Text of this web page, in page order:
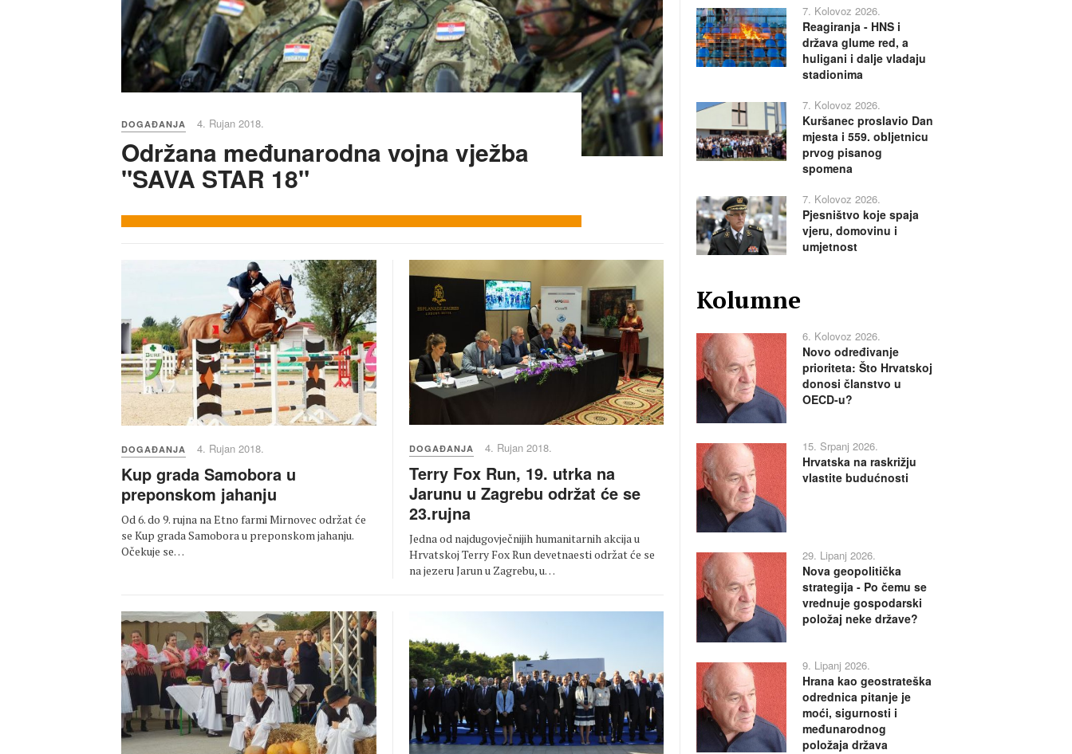
DOGAĐANJA 4. Rujan 2018.
Održana međunarodna vojna vježba
"SAVA STAR 18"
DOGAĐANJA 4. Rujan 2018.
Kup grada Samobora u
preponskom jahanju
Od 6. do 9. rujna na Etno farmi Mirnovec održat će
se Kup grada Samobora u preponskom jahanju.
Očekuje se…
DOGAĐANJA 4. Rujan 2018.
Terry Fox Run, 19. utrka na
Jarunu u Zagrebu održat će se
23.rujna
Jedna od najdugovječnijih humanitarnih akcija u
Hrvatskoj Terry Fox Run devetnaesti održat će se
na jezeru Jarun u Zagrebu, u…
7. Kolovoz 2026.
Reagiranja - HNS i
država glume red, a
huligani i dalje vladaju
stadionima
7. Kolovoz 2026.
Kuršanec proslavio Dan
mjesta i 559. obljetnicu
prvog pisanog
spomena
7. Kolovoz 2026.
Pjesništvo koje spaja
vjeru, domovinu i
umjetnost
Kolumne
6. Kolovoz 2026.
Novo određivanje
prioriteta: Što Hrvatskoj
donosi članstvo u
OECD-u?
15. Srpanj 2026.
Hrvatska na raskrižju
vlastite budućnosti
29. Lipanj 2026.
Nova geopolitička
strategija - Po čemu se
vrednuje gospodarski
položaj neke države?
9. Lipanj 2026.
Hrana kao geostrateška
odrednica pitanje je
moći, sigurnosti i
međunarodnog
položaja država